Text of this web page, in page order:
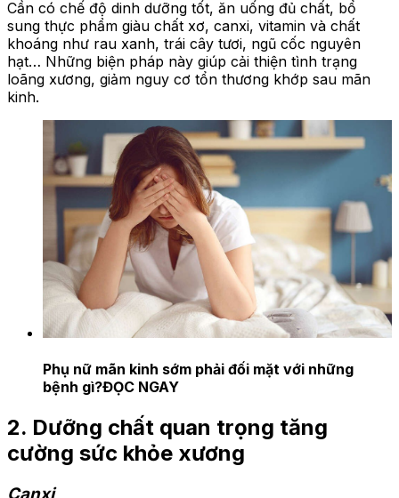
Cần có chế độ dinh dưỡng tốt, ăn uống đủ chất, bổ
sung thực phẩm giàu chất xơ, canxi, vitamin và chất
khoáng như rau xanh, trái cây tươi, ngũ cốc nguyên
hạt… Những biện pháp này giúp cải thiện tình trạng
loãng xương, giảm nguy cơ tổn thương khớp sau mãn
kinh.
Phụ nữ mãn kinh sớm phải đối mặt với những
bệnh gì?ĐỌC NGAY
2. Dưỡng chất quan trọng tăng
cường sức khỏe xương